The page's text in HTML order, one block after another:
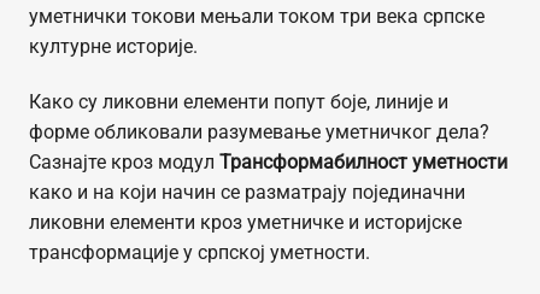
уметнички токови мењали током три века српске
културне историје.
Како су ликовни елементи попут боје, линије и
форме обликовали разумевање уметничког дела?
Сазнајте кроз модул Трансформабилност уметности
како и на који начин се разматрају појединачни
ликовни елементи кроз уметничке и историјске
трансформације у српској уметности.